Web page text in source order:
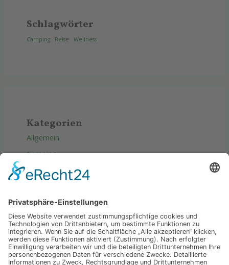
Schlagwörter
Camping Reise Wellness
Kategorien
Allgemein
Camping
Produkte
Tipps & Tricks
Wellness